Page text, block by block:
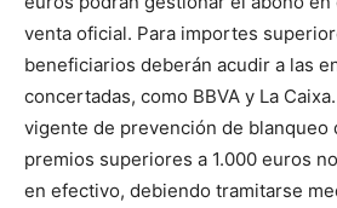
venta oficial. Para importes
beneficiarios deberán acudir a las
concertadas, como BBVA y La
vigente de prevención de blanqueo
premios superiores a 1.000 euros
en efectivo, debiendo tramitarse